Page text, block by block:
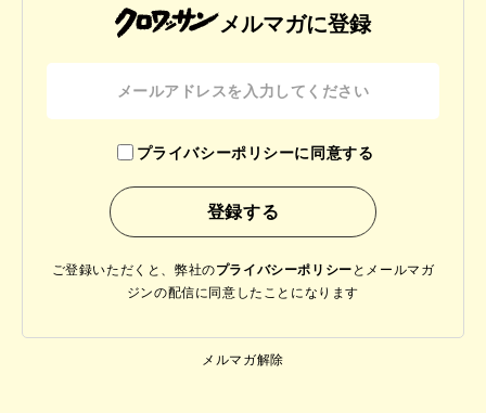
メルマガに登録
プライバシーポリシーに同意する
ご登録いただくと、弊社のプライバシーポリシー と メールマガ
ジンの配信に同意したことになります
メルマガ解除